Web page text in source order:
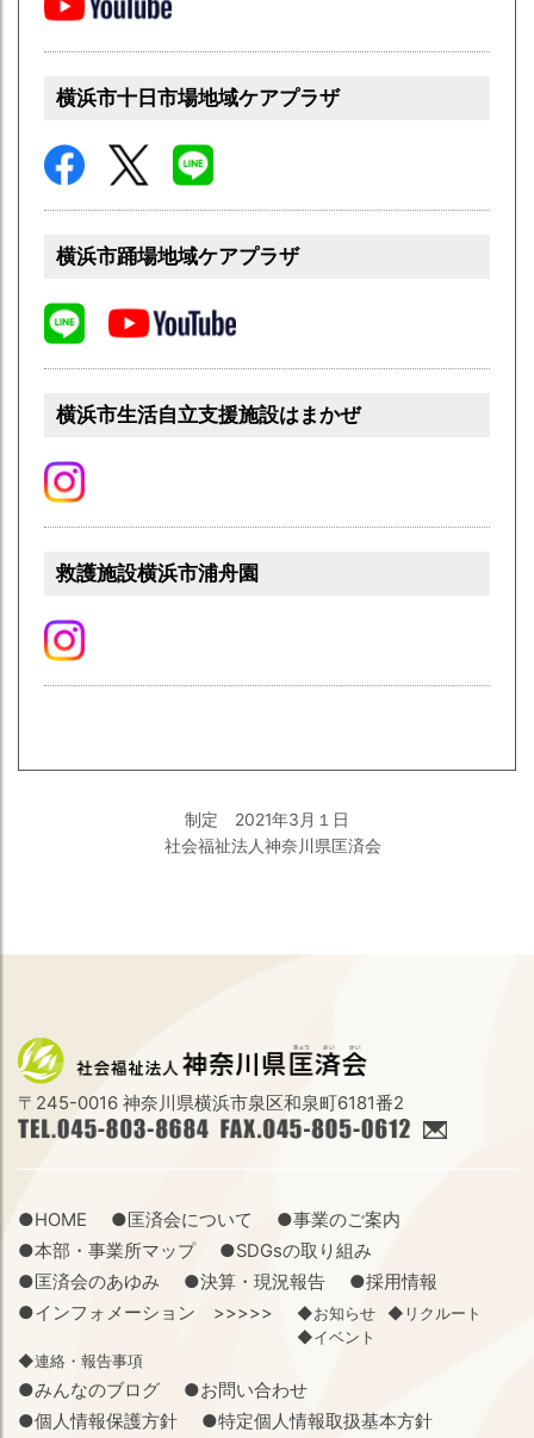
横浜市十日市場地域ケアプラザ
横浜市踊場地域ケアプラザ
横浜市生活自立支援施設はまかぜ
救護施設横浜市浦舟園
制定 2021年3月１日
社会福祉法人神奈川県匡済会
〒245-0016 神奈川県横浜市泉区和泉町6181番2
●HOME ●匡済会について
●事業のご案内
●本部・事業所マップ
●SDGsの取り組み
●匡済会のあゆみ
●決算・現況報告
●採用情報
●インフォメーション >>>>>
◆お知らせ
◆リクルート
◆イベント
◆連絡・報告事項
●みんなのブログ
●お問い合わせ
●個人情報保護方針
●特定個人情報取扱基本方針